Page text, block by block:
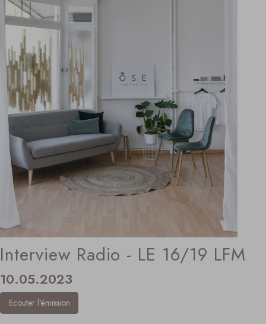
Interview Radio - LE 16/19 LFM
10.05.2023
Ecouter l'émission